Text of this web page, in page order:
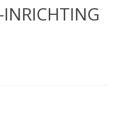
INRICHTING